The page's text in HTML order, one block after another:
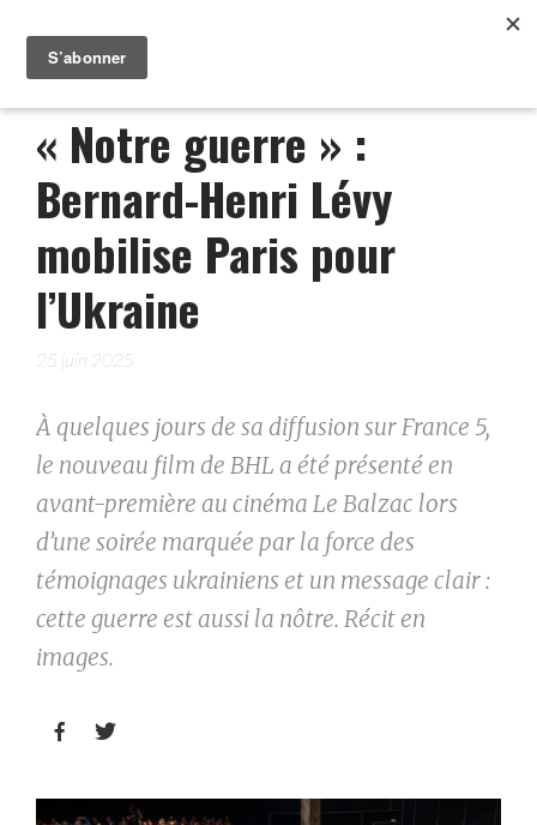
« Notre guerre » :
Bernard-Henri Lévy
mobilise Paris pour
l’Ukraine
25 juin 2025
À quelques jours de sa diffusion sur France 5,
le nouveau film de BHL a été présenté en
avant-première au cinéma Le Balzac lors
d’une soirée marquée par la force des
témoignages ukrainiens et un message clair :
cette guerre est aussi la nôtre. Récit en
images.
 